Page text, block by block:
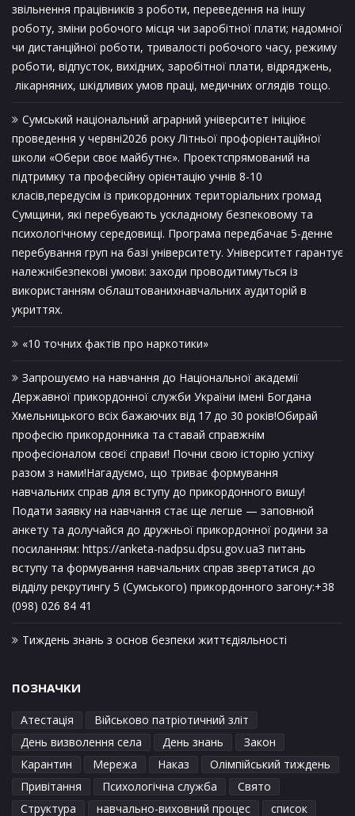
звільнення працівників з роботи, переведення на іншу
роботу, зміни робочого місця чи заробітної плати; надомної
чи дистанційної роботи, тривалості робочого часу, режиму
роботи, відпусток, вихідних, заробітної плати, відряджень,
лікарняних, шкідливих умов праці, медичних оглядів тощо.
Сумський національний аграрний університет ініціює
проведення у червні2026 року Літньої профорієнтаційної
школи «Обери своє майбутнє». Проектспрямований на
підтримку та професійну орієнтацію учнів 8-10
класів,передусім із прикордонних територіальних громад
Сумщини, які перебувають ускладному безпековому та
психологічному середовищі. Програма передбачає 5-денне
перебування груп на базі університету. Університет гарантує
належнібезпекові умови: заходи проводитимуться із
використанням облаштованихнавчальних аудиторій в
укриттях.
«10 точних фактів про наркотики»
Запрошуємо на навчання до Національної академії
Державної прикордонної служби України імені Богдана
Хмельницького всіх бажаючих від 17 до 30 років!Обирай
професію прикордонника та ставай справжнім
професіоналом своєї справи! Почни свою історію успіху
разом з нами!Нагадуємо, що триває формування
навчальних справ для вступу до прикордонного вишу!
Подати заявку на навчання стає ще легше — заповнюй
анкету та долучайся до дружньої прикордонної родини за
посиланням: https://anketa-nadpsu.dpsu.gov.uaЗ питань
вступу та формування навчальних справ звертатися до
відділу рекрутингу 5 (Сумського) прикордонного загону:+38
(098) 026 84 41
Тиждень знань з основ безпеки життєдіяльності
ПОЗНАЧКИ
Атестація
Військово патріотичний зліт
День визволення села
День знань
Закон
Карантин
Мережа Наказ
Олімпійський тиждень
Привітання
Психологічна служба
Свято
Структура
навчально-виховний процес список